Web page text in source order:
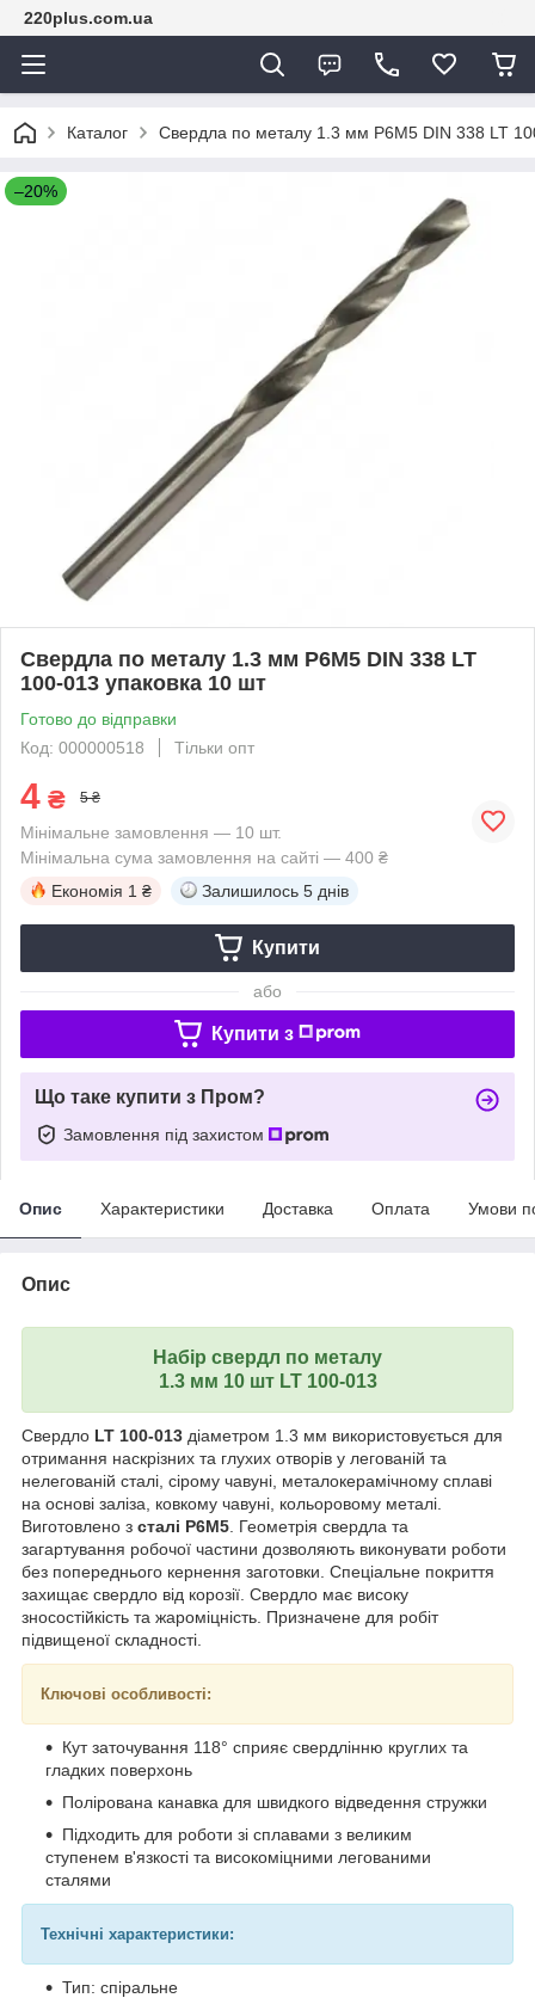
220plus.com.ua
Каталог Свердла по металу 1.3 мм P6M5 DIN 338 LT
–20%
Свердла по металу 1.3 мм P6M5 DIN 338 LT
100-013 упаковка 10 шт
Готово до відправки
Код: 000000518
Тільки опт
4 ₴ 5 ₴
Мінімальне замовлення — 10 шт.
Мінімальна сума замовлення на сайті — 400 ₴
Економія 1 ₴ Залишилось 5 днів
Купити
або
Купити з
Що таке купити з Пром?
Замовлення під захистом
Опис Характеристики Доставка Оплата Умови
Опис
Набір свердл по металу
1.3 мм 10 шт LT 100-013
Свердло LT 100-013 діаметром 1.3 мм використовується для
отримання наскрізних та глухих отворів у легованій та
нелегованій сталі, сірому чавуні, металокерамічному сплаві
на основі заліза, ковкому чавуні, кольоровому металі.
Виготовлено з сталі P6M5 . Геометрія свердла та
загартування робочої частини дозволяють виконувати роботи
без попереднього кернення заготовки. Спеціальне покриття
захищає свердло від корозії. Свердло має високу
зносостійкість та жароміцність. Призначене для робіт
підвищеної складності.
Ключові особливості:
Кут заточування 118° сприяє свердлінню круглих та
гладких поверхонь
Полірована канавка для швидкого відведення стружки
Підходить для роботи зі сплавами з великим
ступенем в'язкості та високоміцними легованими
сталями
Технічні характеристики:
Тип: спіральне